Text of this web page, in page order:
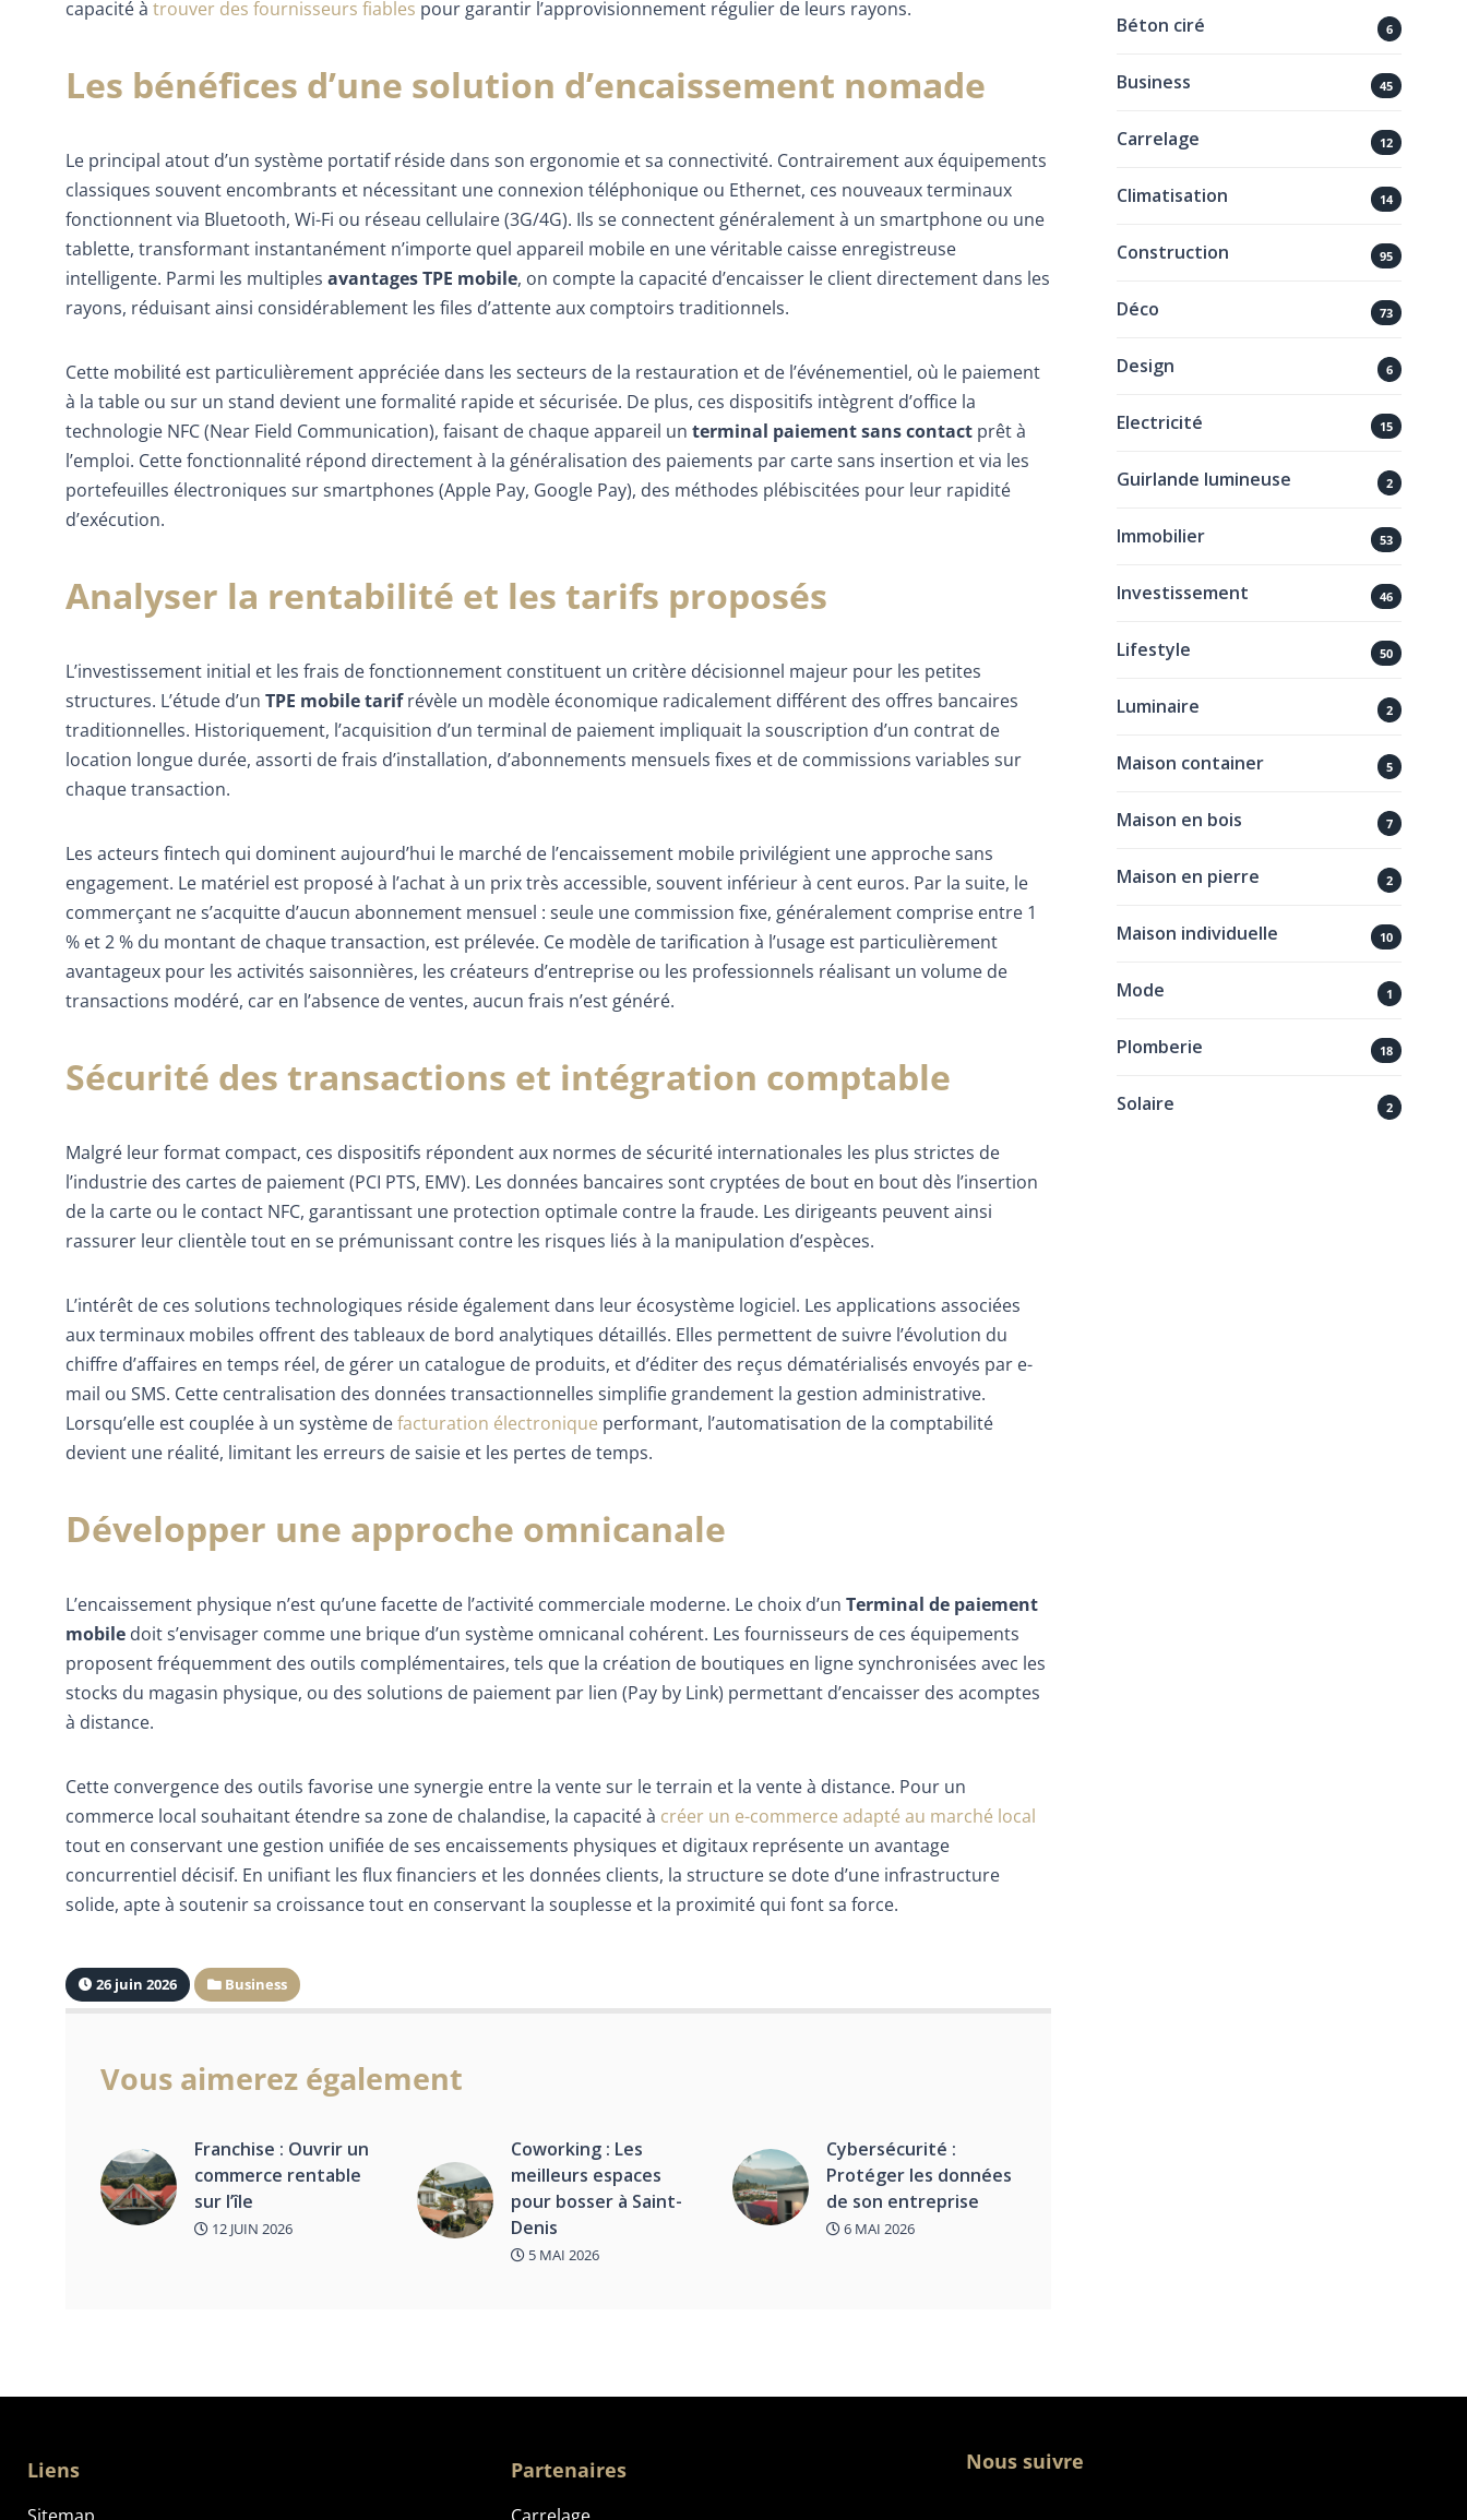
capacité à trouver des fournisseurs fiables pour garantir l’approvisionnement régulier de leurs rayons.
Les bénéfices d’une solution d’encaissement nomade
Le principal atout d’un système portatif réside dans son ergonomie et sa connectivité. Contrairement aux équipements
classiques souvent encombrants et nécessitant une connexion téléphonique ou Ethernet, ces nouveaux terminaux
fonctionnent via Bluetooth, Wi-Fi ou réseau cellulaire (3G/4G). Ils se connectent généralement à un smartphone ou une
tablette, transformant instantanément n’importe quel appareil mobile en une véritable caisse enregistreuse
intelligente. Parmi les multiples avantages TPE mobile, on compte la capacité d’encaisser le client directement dans les
rayons, réduisant ainsi considérablement les files d’attente aux comptoirs traditionnels.
Cette mobilité est particulièrement appréciée dans les secteurs de la restauration et de l’événementiel, où le paiement
à la table ou sur un stand devient une formalité rapide et sécurisée. De plus, ces dispositifs intègrent d’office la
technologie NFC (Near Field Communication), faisant de chaque appareil un terminal paiement sans contact prêt à
l’emploi. Cette fonctionnalité répond directement à la généralisation des paiements par carte sans insertion et via les
portefeuilles électroniques sur smartphones (Apple Pay, Google Pay), des méthodes plébiscitées pour leur rapidité
d’exécution.
Analyser la rentabilité et les tarifs proposés
L’investissement initial et les frais de fonctionnement constituent un critère décisionnel majeur pour les petites
structures. L’étude d’un TPE mobile tarifrévèle un modèle économique radicalement différent des offres bancaires
traditionnelles. Historiquement, l’acquisition d’un terminal de paiement impliquait la souscription d’un contrat de
location longue durée, assorti de frais d’installation, d’abonnements mensuels fixes et de commissions variables sur
chaque transaction.
Les acteurs fintech qui dominent aujourd’hui le marché de l’encaissement mobile privilégient une approche sans
engagement. Le matériel est proposé à l’achat à un prix très accessible, souvent inférieur à cent euros. Par la suite, le
commerçant ne s’acquitte d’aucun abonnement mensuel : seule une commission fixe, généralement comprise entre 1
% et 2 % du montant de chaque transaction, est prélevée. Ce modèle de tarification à l’usage est particulièrement
avantageux pour les activités saisonnières, les créateurs d’entreprise ou les professionnels réalisant un volume de
transactions modéré, car en l’absence de ventes, aucun frais n’est généré.
Sécurité des transactions et intégration comptable
Malgré leur format compact, ces dispositifs répondent aux normes de sécurité internationales les plus strictes de
l’industrie des cartes de paiement (PCI PTS, EMV). Les données bancaires sont cryptées de bout en bout dès l’insertion
de la carte ou le contact NFC, garantissant une protection optimale contre la fraude. Les dirigeants peuvent ainsi
rassurer leur clientèle tout en se prémunissant contre les risques liés à la manipulation d’espèces.
L’intérêt de ces solutions technologiques réside également dans leur écosystème logiciel. Les applications associées
aux terminaux mobiles offrent des tableaux de bord analytiques détaillés. Elles permettent de suivre l’évolution du
chiffre d’affaires en temps réel, de gérer un catalogue de produits, et d’éditer des reçus dématérialisés envoyés par e-
mail ou SMS. Cette centralisation des données transactionnelles simplifie grandement la gestion administrative.
Lorsqu’elle est couplée à un système defacturation électronique performant, l’automatisation de la comptabilité
devient une réalité, limitant les erreurs de saisie et les pertes de temps.
Développer une approche omnicanale
L’encaissement physique n’est qu’une facette de l’activité commerciale moderne. Le choix d’un Terminal de paiement
mobile doit s’envisager comme une brique d’un système omnicanal cohérent. Les fournisseurs de ces équipements
proposent fréquemment des outils complémentaires, tels que la création de boutiques en ligne synchronisées avec les
stocks du magasin physique, ou des solutions de paiement par lien (Pay by Link) permettant d’encaisser des acomptes
à distance.
Cette convergence des outils favorise une synergie entre la vente sur le terrain et la vente à distance. Pour un
commerce local souhaitant étendre sa zone de chalandise, la capacité à créer un e-commerce adapté au marché local
tout en conservant une gestion unifiée de ses encaissements physiques et digitaux représente un avantage
concurrentiel décisif. En unifiant les flux financiers et les données clients, la structure se dote d’une infrastructure
solide, apte à soutenir sa croissance tout en conservant la souplesse et la proximité qui font sa force.
26 juin 2026 Business
Vous aimerez également
Franchise : Ouvrir un
commerce rentable
sur l’île
12 JUIN 2026
Coworking : Les
meilleurs espaces
pour bosser à Saint-
Denis
5 MAI 2026
Cybersécurité :
Protéger les données
de son entreprise
6 MAI 2026
Béton ciré 6
Business 45
Carrelage 12
Climatisation 14
Construction 95
Déco 73
Design 6
Electricité 15
Guirlande lumineuse 2
Immobilier 53
Investissement 46
Lifestyle 50
Luminaire 2
Maison container 5
Maison en bois 7
Maison en pierre 2
Maison individuelle 10
Mode 1
Plomberie 18
Solaire 2
Liens Partenaires Nous suivre